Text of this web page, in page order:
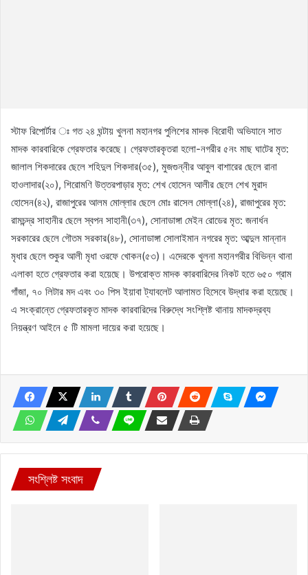
স্টাফ রিপোর্টার ঃ গত ২৪ ঘন্টায় খুলনা মহানগর পুলিশের মাদক বিরোধী অভিযানে সাত
মাদক কারবারিকে গ্রেফতার করেছে। গ্রেফতারকৃতরা হলো-নগরীর ৫নং মাছ ঘাটের মৃত:
জালাল শিকদারের ছেলে শহিদুল শিকদার(৩৫), মুজগুন্নীর আবুল বাশারের ছেলে রানা
হাওলাদার(২০), শিরোমণি উত্তরপাড়ার মৃত: শেখ হোসেন আলীর ছেলে শেখ মুরাদ
হোসেন(৪২), রাজাপুরের আলম মোল্লার ছেলে মোঃ রাসেল মোল্লা(২৪), রাজাপুরের মৃত:
রামচন্দ্র সাহানীর ছেলে স্বপন সাহানী(৩৭), সোনাডাঙ্গা মেইন রোডের মৃত: জনার্ধন
সরকারের ছেলে গৌতম সরকার(৪৮), সোনাডাঙ্গা সোলাইমান নগরের মৃত: আব্দুল মান্নান
মৃধার ছেলে শুকুর আলী মৃধা ওরফে খোকন(৫৩)। এদেরকে খুলনা মহানগরীর বিভিন্ন থানা
এলাকা হতে গ্রেফতার করা হয়েছে। উপরোক্ত মাদক কারবারিদের নিকট হতে ৬৫০ গ্রাম
গাঁজা, ৭০ লিটার মদ এবং ৩০ পিস ইয়াবা ট্যাবলেট আলামত হিসেবে উদ্ধার করা হয়েছে।
এ সংক্রান্তে গ্রেফতারকৃত মাদক কারবারিদের বিরুদ্ধে সংশ্লিষ্ট থানায় মাদকদ্রব্য
নিয়ন্ত্রণ আইনে ৫ টি মামলা দায়ের করা হয়েছে।
সংশ্লিষ্ট সংবাদ